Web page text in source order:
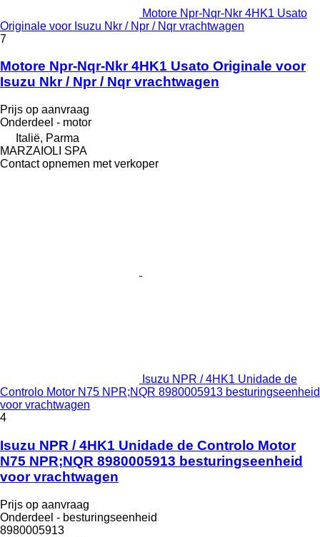
Motore Npr-Nqr-Nkr 4HK1 Usato
Originale voor Isuzu Nkr / Npr / Nqr vrachtwagen
7
Motore Npr-Nqr-Nkr 4HK1 Usato Originale voor
Isuzu Nkr / Npr / Nqr vrachtwagen
Prijs op aanvraag
Onderdeel - motor
Italië, Parma
MARZAIOLI SPA
Contact opnemen met verkoper
Isuzu NPR / 4HK1 Unidade de
Controlo Motor N75 NPR;NQR 8980005913 besturingseenheid
voor vrachtwagen
4
Isuzu NPR / 4HK1 Unidade de Controlo Motor
N75 NPR;NQR 8980005913 besturingseenheid
voor vrachtwagen
Prijs op aanvraag
Onderdeel - besturingseenheid
8980005913